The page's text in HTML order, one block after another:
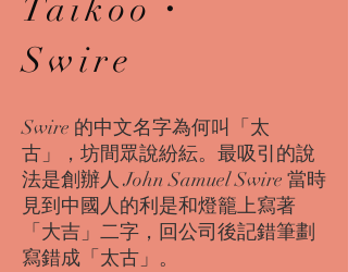
Taikoo・
Swire
Swire 的中文名字為何叫「太
古」，坊間眾說紛紜。最吸引的說
法是創辦人 John Samuel Swire 當時
見到中國人的利是和燈籠上寫著
「大吉」二字，回公司後記錯筆劃
寫錯成「太古」。